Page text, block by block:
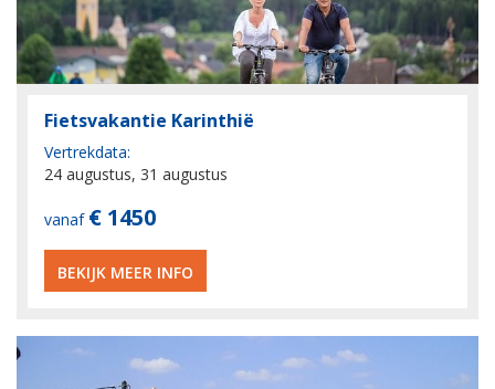
Fietsvakantie Karinthië
Vertrekdata:
24 augustus, 31 augustus
vanaf € 1450
BEKIJK MEER INFO